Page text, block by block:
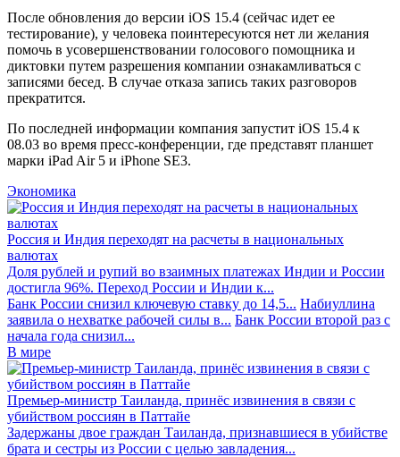
После обновления до версии iOS 15.4 (сейчас идет ее
тестирование), у человека поинтересуются нет ли желания
помочь в усовершенствовании голосового помощника и
диктовки путем разрешения компании ознакамливаться с
записями бесед. В случае отказа запись таких разговоров
прекратится.
По последней информации компания запустит iOS 15.4 к
08.03 во время пресс-конференции, где представят планшет
марки iPad Air 5 и iPhone SE3.
Экономика
Россия и Индия переходят на расчеты в национальных
валютах
Доля рублей и рупий во взаимных платежах Индии и России
достигла 96%. Переход России и Индии к...
Банк России снизил ключевую ставку до 14,5... Набиуллина
заявила о нехватке рабочей силы в... Банк России второй раз с
начала года снизил...
В мире
Премьер-министр Таиланда, принёс извинения в связи с
убийством россиян в Паттайе
Задержаны двое граждан Таиланда, признавшиеся в убийстве
брата и сестры из России с целью завладения...